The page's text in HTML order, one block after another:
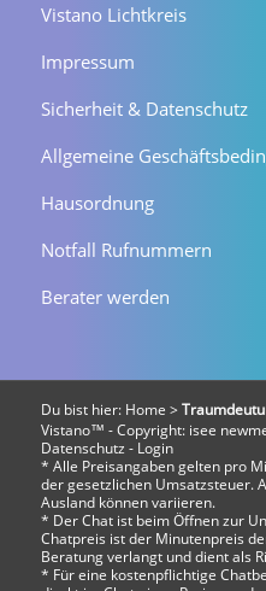
Vistano Lichtkreis
Impressum
Sicherheit & Datenschutz
Allgemeine
Hausordnung
Notfall Rufnummern
Berater werden
Du bist hier: Home >
Vistano™ - Copyright: isee
Datenschutz - Login
* Alle Preisangaben gelten pro
der gesetzlichen Umsatzsteuer.
Ausland können variieren.
* Der Chat ist beim Öffnen zur
Chatpreis ist der Minutenpreis
Beratung verlangt und dient als
* Für eine kostenpflichtige